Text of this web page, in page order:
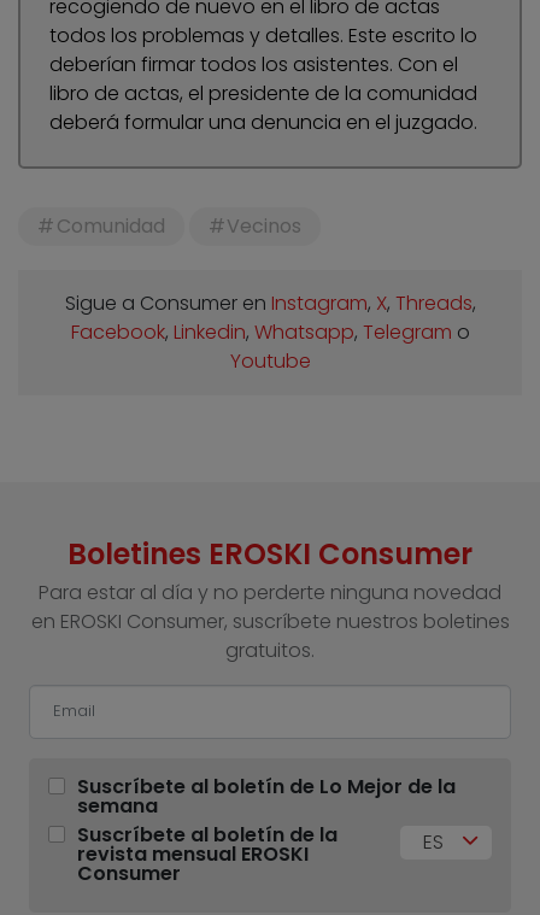
recogiendo de nuevo en el libro de actas
todos los problemas y detalles. Este escrito lo
deberían firmar todos los asistentes. Con el
libro de actas, el presidente de la comunidad
deberá formular una denuncia en el juzgado.
Comunidad Vecinos
Sigue a Consumer en Instagram, X, Threads,
Facebook, Linkedin, Whatsapp, Telegram o
Youtube
Boletines EROSKI Consumer
Para estar al día y no perderte ninguna novedad
en EROSKI Consumer, suscríbete nuestros boletines
gratuitos.
Suscríbete al boletín de Lo Mejor de la
semana
Suscríbete al boletín de la
revista mensual EROSKI
Consumer
ES